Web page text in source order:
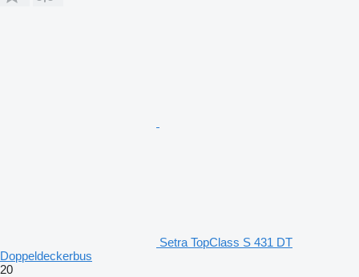
Setra TopClass S 431 DT
Doppeldeckerbus
20